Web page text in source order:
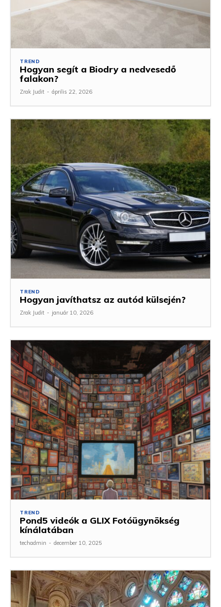
TREND
Hogyan segít a Biodry a nedvesedő
falakon?
Zrak Judit - április 22, 2026
TREND
Hogyan javíthatsz az autód külsején?
Zrak Judit - január 10, 2026
TREND
Pond5 videók a GLIX Fotóügynökség
kínálatában
techadmin - december 10, 2025